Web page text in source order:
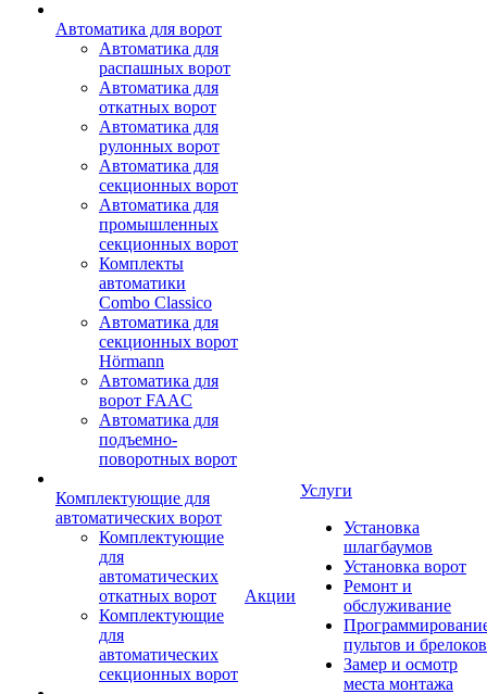
Автоматика для ворот
Автоматика для
распашных ворот
Автоматика для
откатных ворот
Автоматика для
рулонных ворот
Автоматика для
секционных ворот
Автоматика для
промышленных
секционных ворот
Комплекты
автоматики
Combo Classico
Автоматика для
секционных ворот
Hörmann
Автоматика для
ворот FAAC
Автоматика для
подъемно-
поворотных ворот
Комплектующие для
автоматических ворот
Комплектующие
для
автоматических
откатных ворот
Комплектующие
для
автоматических
секционных ворот
Акции
Услуги
Установка
шлагбаумов
Установка ворот
Ремонт и
обслуживание
пультов и брелоков
Замер и осмотр
места монтажа